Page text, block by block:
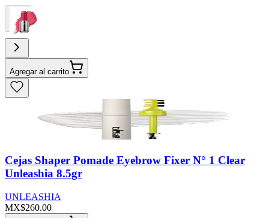
Agregar al carrito
Cejas Shaper Pomade Eyebrow Fixer N° 1 Clear
Unleashia 8.5gr
UNLEASHIA
MX$260.00